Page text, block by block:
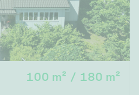
100 m² / 180 m²